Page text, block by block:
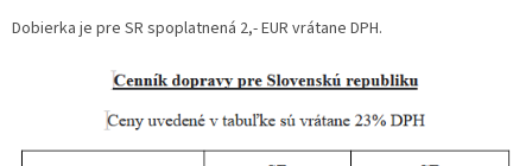
Dobierka je pre SR spoplatnená 2,- EUR vrátane DPH.